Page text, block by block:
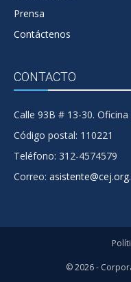
Prensa
Contáctenos
CONTACTO
Calle 93B # 13-30.
Código postal: 110221
Teléfono: 312-4574579
Correo:
© 2026 -